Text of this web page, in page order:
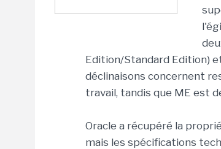
Edition/Standard Edition)
déclinaisons concernent
travail, tandis que ME est
Oracle a récupéré la
mais les spécifications